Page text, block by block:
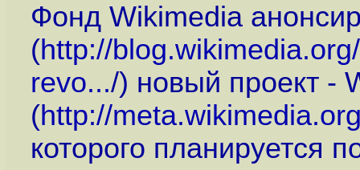
Фонд Wikimedia
(http://
revo.../) новый проект -
(http://
которого планируется